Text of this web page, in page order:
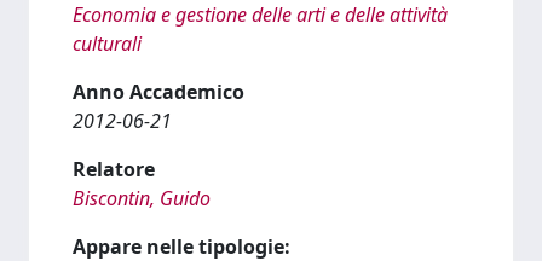
Economia e gestione delle arti e delle attività
culturali
Anno Accademico
2012-06-21
Relatore
Biscontin, Guido
Appare nelle tipologie: